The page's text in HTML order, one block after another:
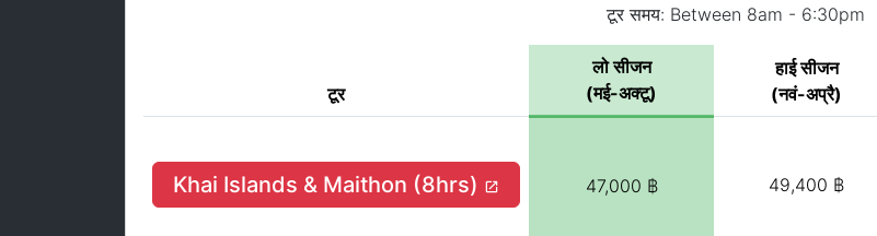
टूर समय: Between 8am - 6:30pm
टूर
लो सीजन
(मई-अक्टू)
हाई सीजन
(नवं-अप्रै)
Khai Islands & Maithon (8hrs) 47,000 ฿ 49,400 ฿